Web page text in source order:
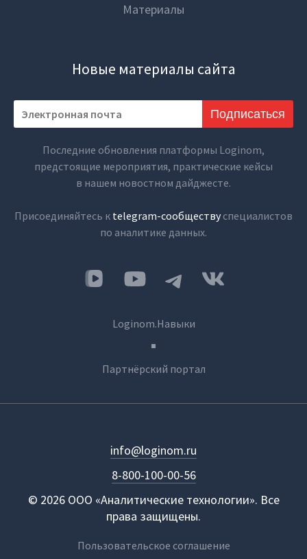
Материалы
Новые материалы сайта
Подписаться
Последние обновления платформы Loginom,
предстоящие мероприятия, практические кейсы
в нашем новостном дайджесте.
Присоединяйтесь к telegram-сообществу специалистов
по аналитике данных.
Loginom.Навыки
Партнёрский портал
© 2026 ООО «Аналитические технологии». Все
права защищены.
8-800-100-00-56
info@loginom.ru
Пользовательское соглашение